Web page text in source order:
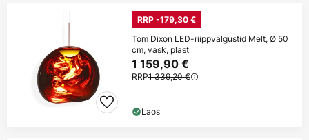
RRP -179,30 €
Tom Dixon LED-riippvalgustid Melt, Ø 50
cm, vask, plast
1 159,90 €
RRP1 339,20 €
Laos